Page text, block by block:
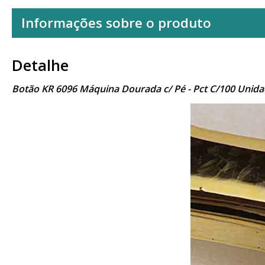
Informações sobre o produto
Detalhe
Botão KR 6096 Máquina Dourada c/ Pé - Pct C/100